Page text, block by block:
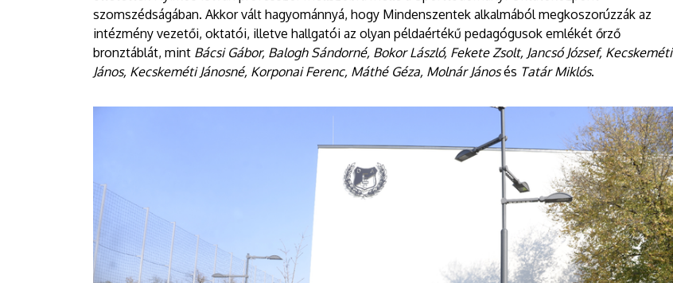
szomszédságában. Akkor vált hagyománnyá, hogy Mindenszentek alkalmából megkoszorúzzák az
intézmény vezetői, oktatói, illetve hallgatói az olyan példaértékű pedagógusok emlékét őrző
bronztáblát, mint Bácsi Gábor, Balogh Sándorné, Bokor László, Fekete Zsolt, Jancsó József, Kecskeméti
János, Kecskeméti Jánosné, Korponai Ferenc, Máthé Géza, Molnár Jánosés Tatár Miklós.